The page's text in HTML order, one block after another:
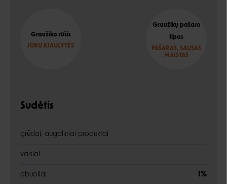
Graužiko rūšis
JŪRŲ KIAULYTĖS
Graužikų pašaro
tipas
PAŠARAS, SAUSAS
MAISTAS
Sudėtis
grūdai, augaliniai produktai
vaisiai –
obuoliai 1%